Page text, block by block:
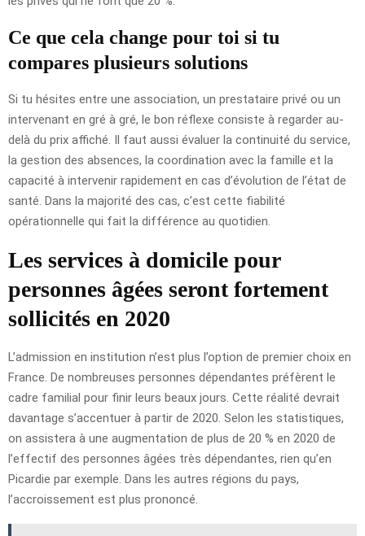
Ce que cela change pour toi si tu
compares plusieurs solutions
Si tu hésites entre une association, un prestataire privé ou un
intervenant en gré à gré, le bon réflexe consiste à regarder au-
delà du prix affiché. Il faut aussi évaluer la continuité du service,
la gestion des absences, la coordination avec la famille et la
capacité à intervenir rapidement en cas d’évolution de l’état de
santé. Dans la majorité des cas, c’est cette fiabilité
opérationnelle qui fait la différence au quotidien.
Les services à domicile pour
personnes âgées seront fortement
sollicités en 2020
L’admission en institution n’est plus l’option de premier choix en
France. De nombreuses personnes dépendantes préfèrent le
cadre familial pour finir leurs beaux jours. Cette réalité devrait
davantage s’accentuer à partir de 2020. Selon les statistiques,
on assistera à une augmentation de plus de 20 % en 2020 de
l’effectif des personnes âgées très dépendantes, rien qu’en
Picardie par exemple. Dans les autres régions du pays,
l’accroissement est plus prononcé.